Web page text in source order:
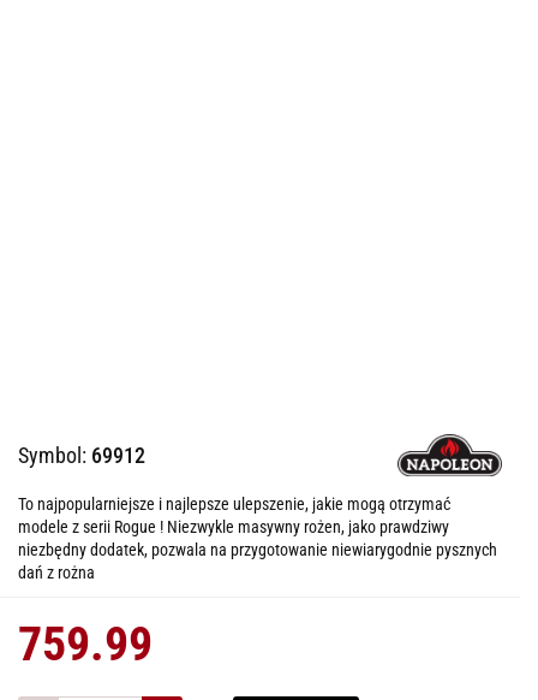
Symbol: 69912
To najpopularniejsze i najlepsze ulepszenie, jakie mogą otrzymać
modele z serii Rogue ! Niezwykle masywny rożen, jako prawdziwy
niezbędny dodatek, pozwala na przygotowanie niewiarygodnie pysznych
dań z rożna
759.99